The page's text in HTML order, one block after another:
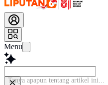
Menu
Tanya apapun tentang a